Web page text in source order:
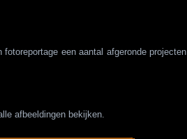
een aantal afgeronde projecten
afbeeldingen bekijken.